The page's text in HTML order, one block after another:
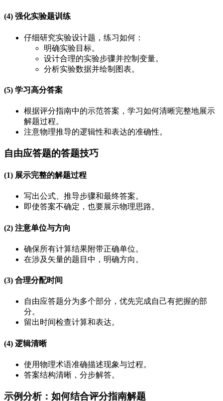
(4) 强化实验题训练
仔细研究实验设计题，练习如何：
明确实验目标。
设计合理的实验步骤并控制变量。
分析实验数据并绘制图表。
(5) 学习高分答案
根据评分指南中的示范答案，学习如何清晰完整地展示
解题过程。
注意物理推导的逻辑性和表达的准确性。
自由应答题的答题技巧
(1) 展示完整的解题过程
写出公式、推导步骤和最终答案。
即使答案不确定，也要展示物理思路。
(2) 注意单位与方向
确保所有计算结果附带正确单位。
在涉及矢量的题目中，明确方向。
(3) 合理分配时间
自由应答题分为多个部分，优先完成自己有把握的部
分。
留出时间检查计算和表达。
(4) 逻辑清晰
使用物理术语准确描述现象与过程。
答案结构清晰，分步解答。
示例分析：如何结合评分指南解题